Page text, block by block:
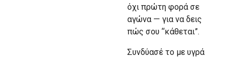
όχι πρώτη φορά σε
αγώνα — για να δεις
πώς σου “κάθεται”.
Συνδύασέ το με υγρά